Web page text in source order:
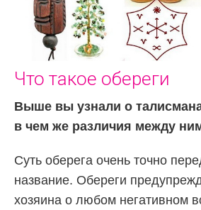
Что такое обереги
Выше вы узнали о
в чем же различия между
Суть оберега очень точно
название. Обереги
хозяина о любом негативном